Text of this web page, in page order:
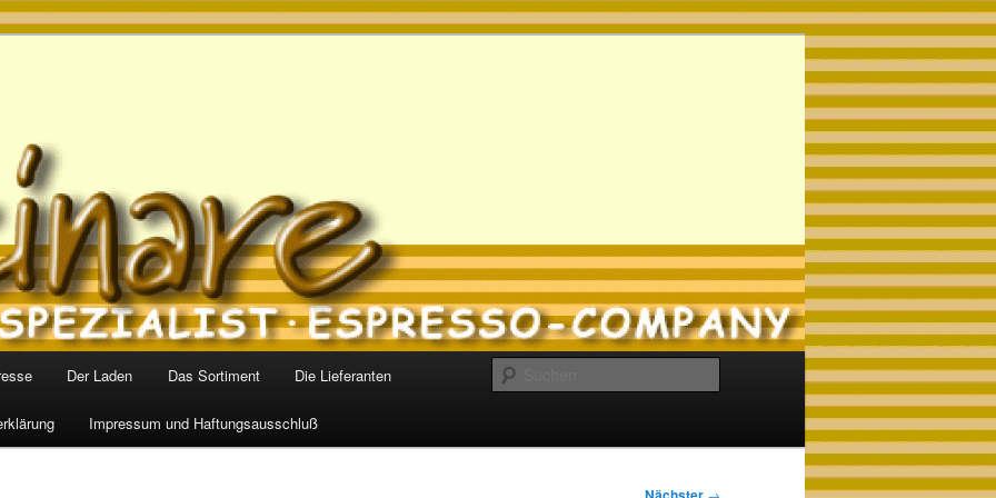
Der Laden Das Sortiment Die Lieferanten
Impressum und Haftungsausschluß